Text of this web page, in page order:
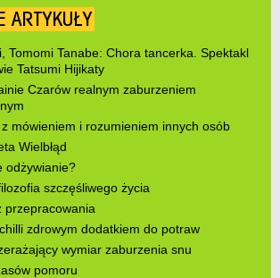
ARTYKUŁY
Tomomi Tanabe: Chora tancerka. Spektakl
Tatsumi Hijikaty
Czarów realnym zaburzeniem
mówieniem i rozumieniem innych osób
Wielbłąd
odżywianie?
szczęśliwego życia
przepracowania
zdrowym dodatkiem do potraw
wymiar zaburzenia snu
pomoru